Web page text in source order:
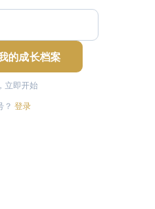
的成长档案
立即开始
？ 登录